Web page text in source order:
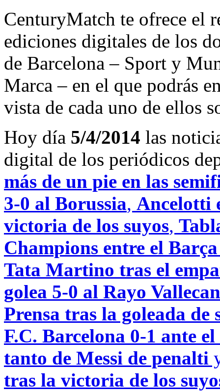
CenturyMatch te ofrece el
ediciones digitales de los
de Barcelona – Sport y
Marca – en el que podrás
vista de cada uno de ellos
Hoy día 5/4/2014 las
digital de los periódicos
más de un pie en las
3-0 al Borussia, Ancelotti
victoria de los suyos,
Champions entre el
Tata Martino tras el
golea 5-0 al Rayo
Prensa tras la goleada de
F.C. Barcelona 0-1 ante
tanto de Messi de penalti
tras la victoria de los